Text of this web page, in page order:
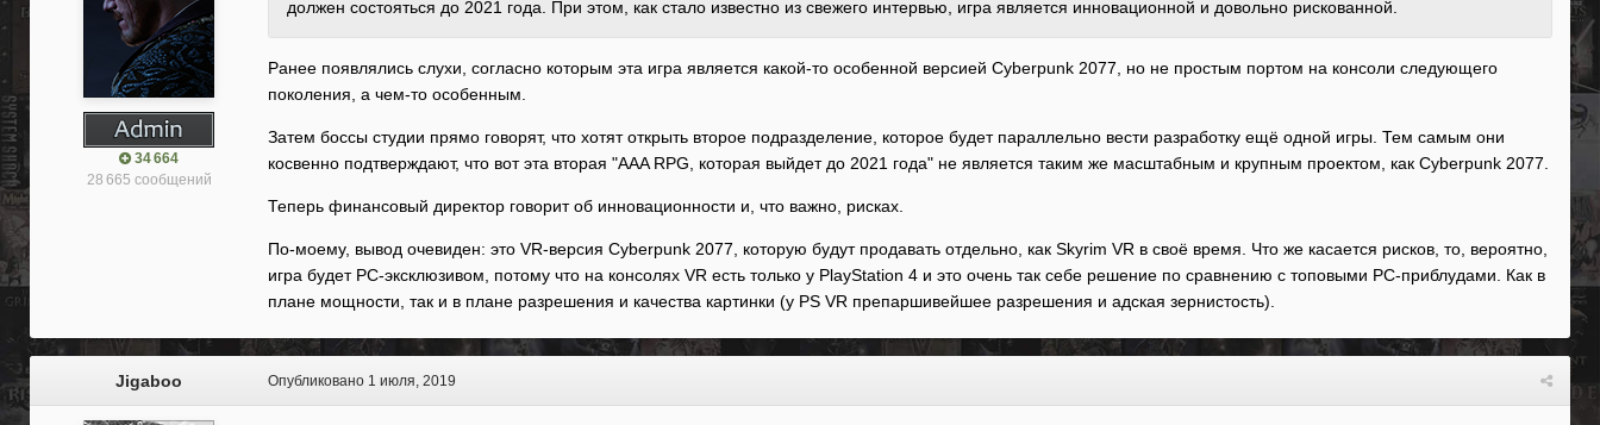
34 664
28 665 сообщений
должен состояться до 2021 года. При этом, как стало известно из свежего интервью, игра является инновационной и довольно рискованной.
Ранее появлялись слухи, согласно которым эта игра является какой-то особенной версией Cyberpunk 2077, но не простым портом на консоли следующего
поколения, а чем-то особенным.
Затем боссы студии прямо говорят, что хотят открыть второе подразделение, которое будет параллельно вести разработку ещё одной игры. Тем самым они
косвенно подтверждают, что вот эта вторая "AAA RPG, которая выйдет до 2021 года" не является таким же масштабным и крупным проектом, как Cyberpunk 2077.
Теперь финансовый директор говорит об инновационности и, что важно, рисках.
По-моему, вывод очевиден: это VR-версия Cyberpunk 2077, которую будут продавать отдельно, как Skyrim VR в своё время. Что же касается рисков, то, вероятно,
игра будет PC-эксклюзивом, потому что на консолях VR есть только у PlayStation 4 и это очень так себе решение по сравнению с топовыми PC-приблудами. Как в
плане мощности, так и в плане разрешения и качества картинки (у PS VR препаршивейшее разрешения и адская зернистость).
Jigaboo Опубликовано 1 июля, 2019